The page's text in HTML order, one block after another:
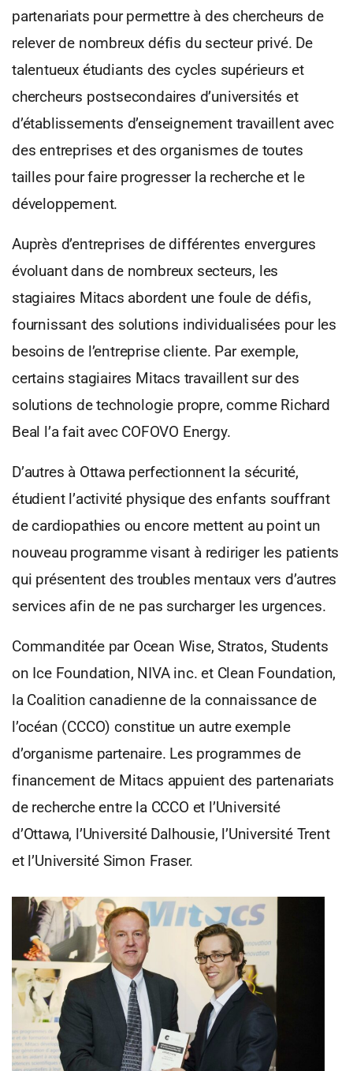
partenariats pour permettre à des chercheurs de
relever de nombreux défis du secteur privé. De
talentueux étudiants des cycles supérieurs et
chercheurs postsecondaires d’universités et
d’établissements d’enseignement travaillent avec
des entreprises et des organismes de toutes
tailles pour faire progresser la recherche et le
développement.
Auprès d’entreprises de différentes envergures
évoluant dans de nombreux secteurs, les
stagiaires Mitacs abordent une foule de défis,
fournissant des solutions individualisées pour les
besoins de l’entreprise cliente. Par exemple,
certains stagiaires Mitacs travaillent sur des
solutions de technologie propre, comme Richard
Beal l’a fait avec COFOVO Energy.
D’autres à Ottawa perfectionnent la sécurité,
étudient l’activité physique des enfants souffrant
de cardiopathies ou encore mettent au point un
nouveau programme visant à rediriger les patients
qui présentent des troubles mentaux vers d’autres
services afin de ne pas surcharger les urgences.
Commanditée par Ocean Wise, Stratos, Students
on Ice Foundation, NIVA inc. et Clean Foundation,
la Coalition canadienne de la connaissance de
l’océan (CCCO) constitue un autre exemple
d’organisme partenaire. Les programmes de
financement de Mitacs appuient des partenariats
de recherche entre la CCCO et l’Université
d’Ottawa, l’Université Dalhousie, l’Université Trent
et l’Université Simon Fraser.